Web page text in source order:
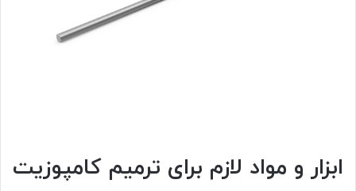
ابزار و مواد لازم برای ترمیم کامپوزیت